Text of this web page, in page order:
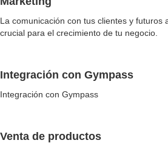
La comunicación con tus clientes y futuros
crucial para el crecimiento de tu negocio.
Integración con Gympass
Integración con Gympass
Venta de productos